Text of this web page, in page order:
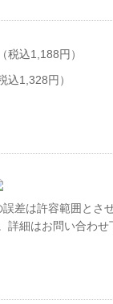
税込1,188円）
込1,328円）
差は許容範囲とさ
細はお問い合わせ